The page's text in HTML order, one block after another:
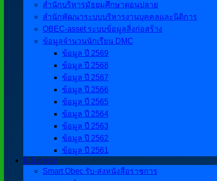
สำนักบริหารมัธยมศึกษาตอนปลาย
สำนักพัฒนาระบบบริหารงานบุคคลและนิติการ
OBEC-asset ระบบข้อมูลสิ่งก่อสร้าง
ข้อมูลจำนวนนักเรียน DMC
ข้อมูล ปี 2569
ข้อมูล ปี 2568
ข้อมูล ปี 2567
ข้อมูล ปี 2566
ข้อมูล ปี 2565
ข้อมูล ปี 2564
ข้อมูล ปี 2563
ข้อมูล ปี 2562
ข้อมูล ปี 2561
E-Service
Smart Obec รับ-ส่งหนังสือราชการ